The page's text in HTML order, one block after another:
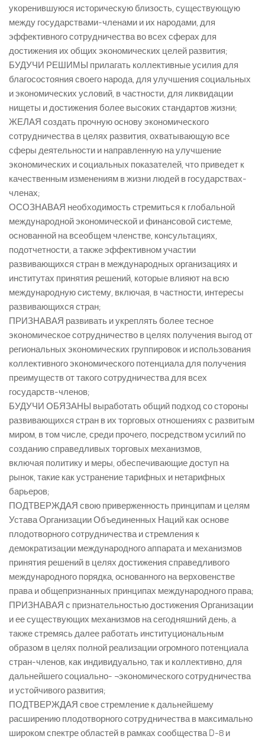
укоренившуюся историческую близость, существующую
между государствами-членами и их народами, для
эффективного сотрудничества во всех сферах для
достижения их общих экономических целей развития;
БУДУЧИ РЕШИМЫ прилагать коллективные усилия для
благосостояния своего народа, для улучшения социальных
и экономических условий, в частности, для ликвидации
нищеты и достижения более высоких стандартов жизни;
ЖЕЛАЯ создать прочную основу экономического
сотрудничества в целях развития, охватывающую все
сферы деятельности и направленную на улучшение
экономических и социальных показателей, что приведет к
качественным изменениям в жизни людей в государствах-
членах;
ОСОЗНАВАЯ необходимость стремиться к глобальной
международной экономической и финансовой системе,
основанной на всеобщем членстве, консультациях,
подотчетности, а также эффективном участии
развивающихся стран в международных организациях и
институтах принятия решений, которые влияют на всю
международную систему, включая, в частности, интересы
развивающихся стран;
ПРИЗНАВАЯ развивать и укреплять более тесное
экономическое сотрудничество в целях получения выгод от
региональных экономических группировок и использования
коллективного экономического потенциала для получения
преимуществ от такого сотрудничества для всех
государств-членов;
БУДУЧИ ОБЯЗАНЫ выработать общий подход со стороны
развивающихся стран в их торговых отношениях с развитым
миром, в том числе, среди прочего, посредством усилий по
созданию справедливых торговых механизмов,
включая политику и меры, обеспечивающие доступ на
рынок, такие как устранение тарифных и нетарифных
барьеров;
ПОДТВЕРЖДАЯ свою приверженность принципам и целям
Устава Организации Объединенных Наций как основе
плодотворного сотрудничества и стремления к
демократизации международного аппарата и механизмов
принятия решений в целях достижения справедливого
международного порядка, основанного на верховенстве
права и общепризнанных принципах международного права;
ПРИЗНАВАЯ с признательностью достижения Организации
и ее существующих механизмов на сегодняшний день, а
также стремясь далее работать институциональным
образом в целях полной реализации огромного потенциала
стран-членов, как индивидуально, так и коллективно, для
дальнейшего социально- ¬экономического сотрудничества
и устойчивого развития;
ПОДТВЕРЖДАЯ свое стремление к дальнейшему
расширению плодотворного сотрудничества в максимально
широком спектре областей в рамках сообщества D-8 и